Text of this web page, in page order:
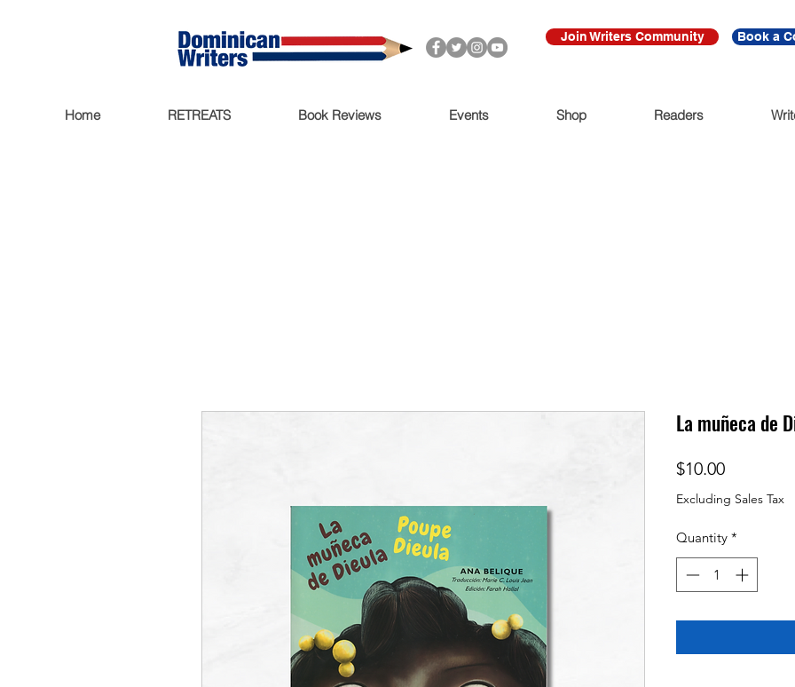
Join Writers Community Book a
Home RETREATS Book Reviews Events Shop Readers
La muñeca de
$10.00Price
Excluding Sales Tax
Quantity *